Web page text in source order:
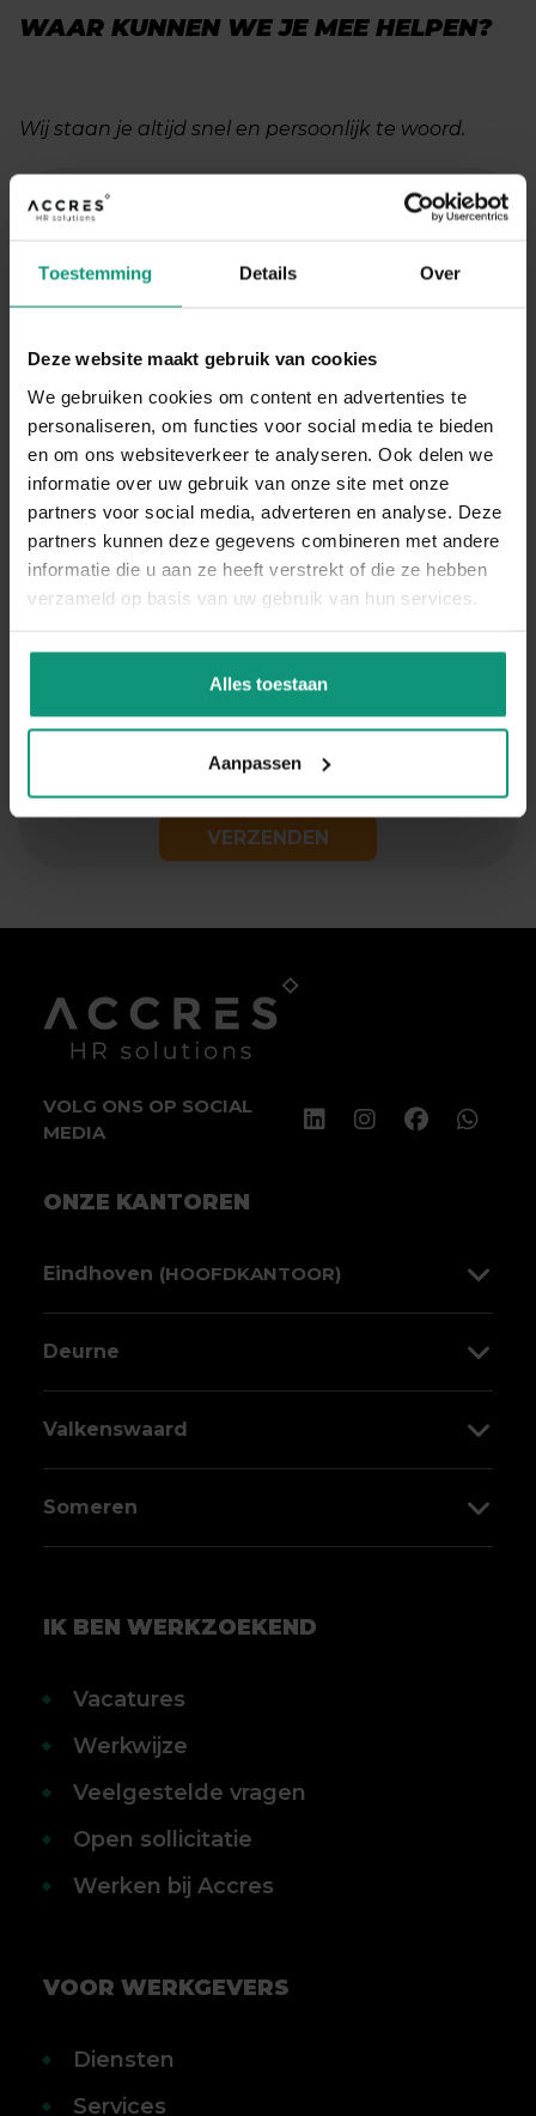
Toestemming Details Over
Deze website maakt gebruik van cookies
We gebruiken cookies om content en advertenties te
personaliseren, om functies voor social media te bieden
en om ons websiteverkeer te analyseren. Ook delen we
informatie over uw gebruik van onze site met onze
partners voor social media, adverteren en analyse. Deze
partners kunnen deze gegevens combineren met andere
informatie die u aan ze heeft verstrekt of die ze hebben
verzameld op basis van uw gebruik van hun services.
Alles toestaan
Aanpassen
WAAR KUNNEN WE JE MEE HELPEN?
Wij staan je altijd snel en persoonlijk te woord.
Global
Voornaam
Achternaam*
Emailadres
Telefoonnummer*
Waar kunnen wij je mee helpen?
VERZENDEN
VOLG ONS OP SOCIAL
MEDIA
ONZE KANTOREN
Eindhoven (HOOFDKANTOOR)
040 303 00 03
Deurne
0493 319 900
Valkenswaard
Someren
5711 GC Someren
IK BEN WERKZOEKEND
Vacatures
Werkwijze
Veelgestelde vragen
Open sollicitatie
Werken bij Accres
VOOR WERKGEVERS
Diensten
Services